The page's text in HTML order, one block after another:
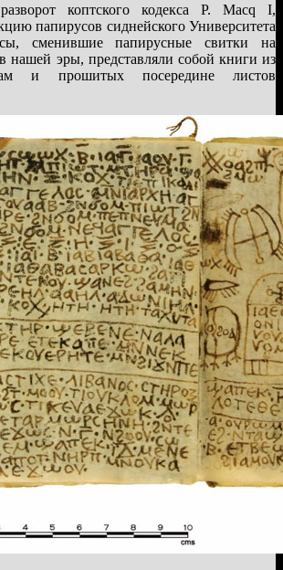
коптского кодекса P. Macq I,
папирусов сиднейского Университета
сменившие папирусные свитки на
нашей эры, представляли собой книги из
и прошитых посередине листов